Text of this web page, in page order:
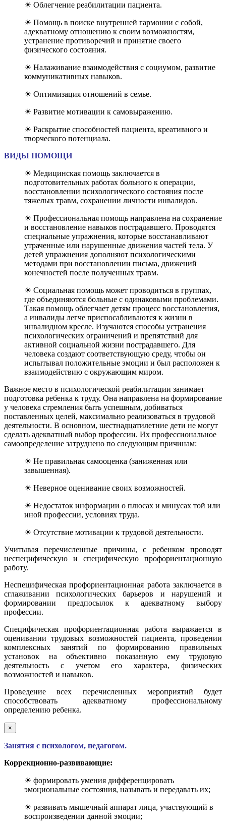
☀ Облегчение реабилитации пациента.
☀ Помощь в поиске внутренней гармонии с собой,
адекватному отношению к своим возможностям,
устранение противоречий и принятие своего
физического состояния.
☀ Налаживание взаимодействия с социумом, развитие
коммуникативных навыков.
☀ Оптимизация отношений в семье.
☀ Развитие мотивации к самовыражению.
☀ Раскрытие способностей пациента, креативного и
творческого потенциала.
ВИДЫ ПОМОЩИ
☀ Медицинская помощь заключается в
подготовительных работах больного к операции,
восстановлении психологического состояния после
тяжелых травм, сохранении личности инвалидов.
☀ Профессиональная помощь направлена на сохранение
и восстановление навыков пострадавшего. Проводятся
специальные упражнения, которые восстанавливают
утраченные или нарушенные движения частей тела. У
детей упражнения дополняют психологическими
методами при восстановлении письма, движений
конечностей после полученных травм.
☀ Социальная помощь может проводиться в группах,
где объединяются больные с одинаковыми проблемами.
Такая помощь облегчает детям процесс восстановления,
а инвалиды легче приспосабливаются к жизни в
инвалидном кресле. Изучаются способы устранения
психологических ограничений и препятствий для
активной социальной жизни пострадавшего. Для
человека создают соответствующую среду, чтобы он
испытывал положительные эмоции и был расположен к
взаимодействию с окружающим миром.
Важное место в психологической реабилитации занимает
подготовка ребенка к труду. Она направлена на формирование
у человека стремления быть успешным, добиваться
поставленных целей, максимально реализоваться в трудовой
деятельности. В основном, шестнадцатилетние дети не могут
сделать адекватный выбор профессии. Их профессиональное
самоопределение затруднено по следующим причинам:
☀ Не правильная самооценка (заниженная или
завышенная).
☀ Неверное оценивание своих возможностей.
☀ Недостаток информации о плюсах и минусах той или
иной профессии, условиях труда.
☀ Отсутствие мотивации к трудовой деятельности.
Учитывая перечисленные причины, с ребенком проводят
неспецифическую и специфическую профориентационную
работу.
Неспецифическая профориентационная работа заключается в
сглаживании психологических барьеров и нарушений и
формировании предпосылок к адекватному выбору
профессии.
Специфическая профориентационная работа выражается в
оценивании трудовых возможностей пациента, проведении
комплексных занятий по формированию правильных
установок на объективно показанную ему трудовую
деятельность с учетом его характера, физических
возможностей и навыков.
Проведение всех перечисленных мероприятий будет
способствовать адекватному профессиональному
определению ребенка.
×
Занятия с психологом, педагогом.
Коррекционно-развивающие:
☀ формировать умения дифференцировать
эмоциональные состояния, называть и передавать их;
☀ развивать мышечный аппарат лица, участвующий в
воспроизведении данной эмоции;